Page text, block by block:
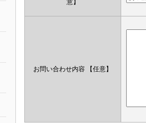
意】
お問い合わせ内容 【任意】